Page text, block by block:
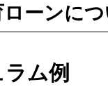
ーンに
ム例